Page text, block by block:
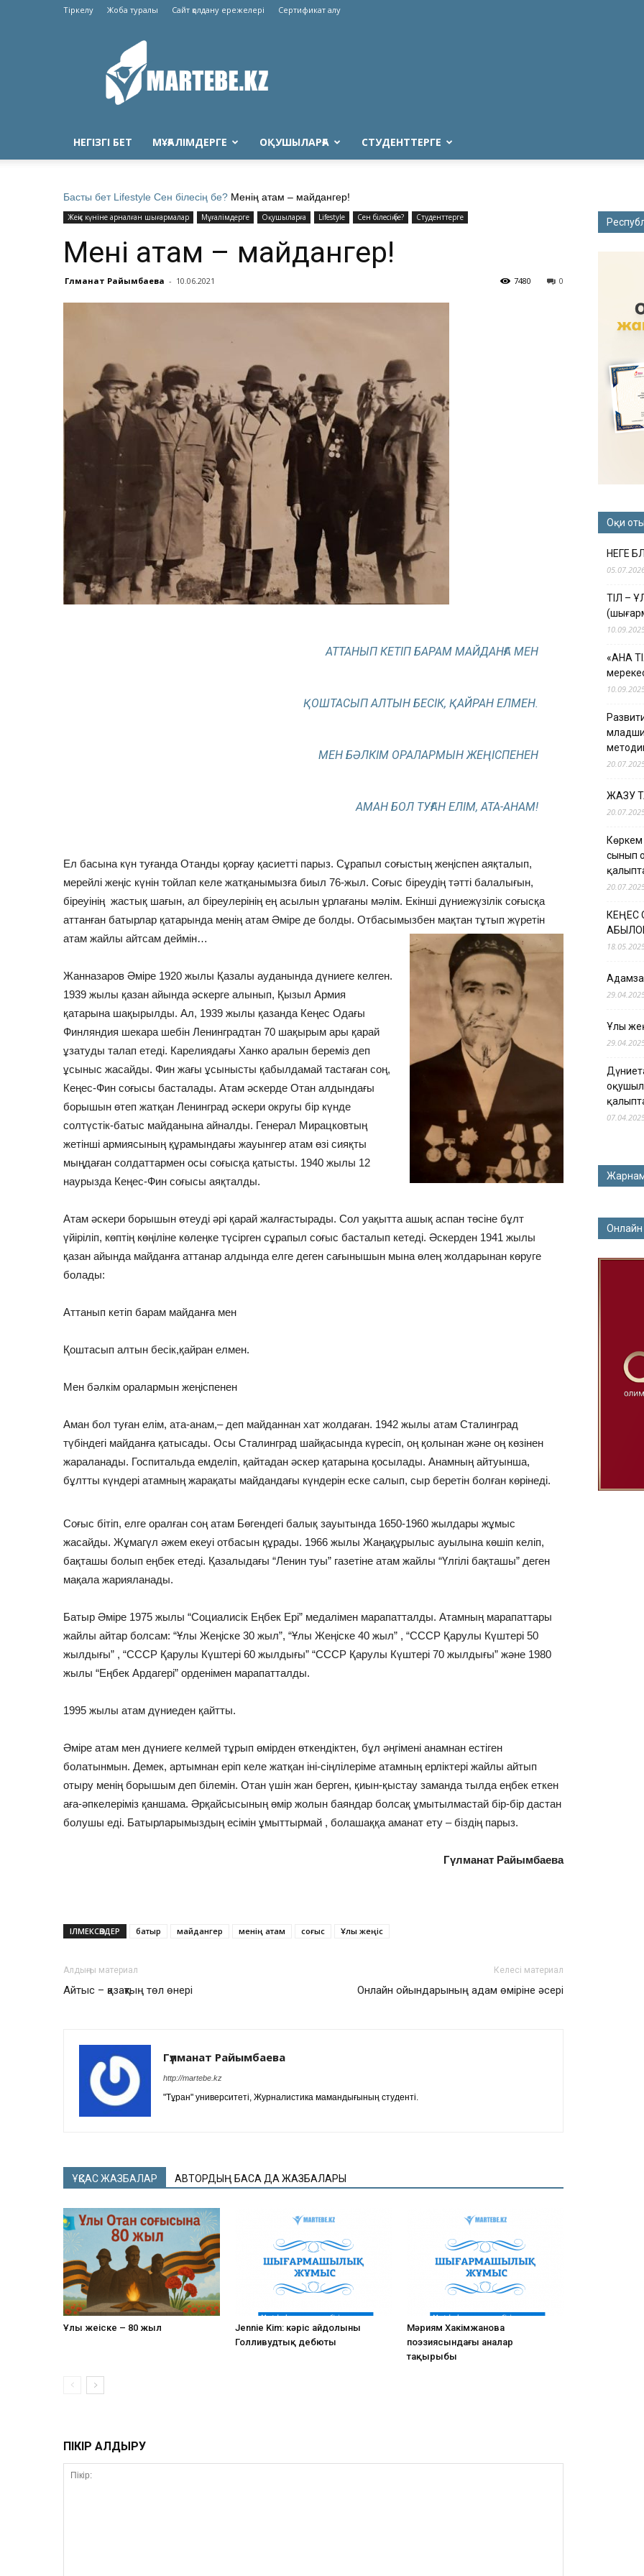
Тіркелу Жоба туралы Сайт қолдану ережелері Сертификат алу
Martebe.kz
білім
сайты
НЕГІЗГІ БЕТ МҰҒАЛІМДЕРГЕ ОҚУШЫЛАРҒА СТУДЕНТТЕРГЕ
Басты бет Lifestyle Сен білесің бе? Менің атам – майдангер!
Жеңіс күніне арналған шығармалар Мұғалімдерге Оқушыларға Lifestyle Сен білесің бе? Студенттерге
Менің атам – майдангер!
Гүлманат Райымбаева - 10.06.2021 0
7480
АТТАНЫП КЕТІП БАРАМ МАЙДАНҒА МЕН
ҚОШТАСЫП АЛТЫН БЕСІК, ҚАЙРАН ЕЛМЕН.
МЕН БӘЛКІМ ОРАЛАРМЫН ЖЕҢІСПЕНЕН
АМАН БОЛ ТУҒАН ЕЛІМ, АТА-АНАМ!
Ел басына күн туғанда Отанды қорғау қасиетті парыз. Сұрапыл соғыстың жеңіспен аяқталып,
мерейлі жеңіс күнін тойлап келе жатқанымызға биыл 76-жыл. Соғыс біреудің тәтті балалығын,
біреуінің жастық шағын, ал біреулерінің ең асылын ұрлағаны мәлім. Екінші дүниежүзілік соғысқа
аттанған батырлар қатарында менің атам Әміре де болды. Отбасымызбен мақтан тұтып жүретін
атам жайлы айтсам деймін…
Жанназаров Әміре 1920 жылы Қазалы ауданында дүниеге келген.
1939 жылы қазан айында әскерге алынып, Қызыл Армия
қатарына шақырылды. Ал, 1939 жылы қазанда Кеңес Одағы
Финляндия шекара шебін Ленинградтан 70 шақырым ары қарай
ұзатуды талап етеді. Карелиядағы Ханко аралын береміз деп
ұсыныс жасайды. Фин жағы ұсынысты қабылдамай тастаған соң,
Кеңес-Фин соғысы басталады. Атам әскерде Отан алдындағы
борышын өтеп жатқан Ленинград әскери округы бір күнде
солтүстік-батыс майданына айналды. Генерал Мирацковтың
жетінші армиясының құрамындағы жауынгер атам өзі сияқты
мыңдаған солдаттармен осы соғысқа қатысты. 1940 жылы 12
наурызда Кеңес-Фин соғысы аяқталды.
Атам әскери борышын өтеуді әрі қарай жалғастырады. Сол уақытта ашық аспан төсіне бұлт
үйіріліп, көптің көңіліне көлеңке түсірген сұрапыл соғыс басталып кетеді. Әскерден 1941 жылы
қазан айында майданға аттанар алдында елге деген сағынышын мына өлең жолдарынан көруге
болады:
Аттанып кетіп барам майданға мен
Қоштасып алтын бесік,қайран елмен.
Мен бәлкім оралармын жеңіспенен
Аман бол туған елім, ата-анам,– деп майданнан хат жолдаған. 1942 жылы атам Сталинград
түбіндегі майданға қатысады. Осы Сталинград шайқасында күресіп, оң қолынан және оң көзінен
жараланады. Госпитальда емделіп, қайтадан әскер қатарына қосылады. Анамның айтуынша,
бұлтты күндері атамның жарақаты майдандағы күндерін еске салып, сыр беретін болған көрінеді.
Соғыс бітіп, елге оралған соң атам Бөгендегі балық зауытында 1650-1960 жылдары жұмыс
жасайды. Жұмагүл әжем екеуі отбасын құрады. 1966 жылы Жаңақұрылыс ауылына көшіп келіп,
бақташы болып еңбек етеді. Қазалыдағы “Ленин туы” газетіне атам жайлы “Үлгілі бақташы” деген
мақала жарияланады.
Батыр Әміре 1975 жылы “Социалисік Еңбек Ері” медалімен марапатталды. Атамның марапаттары
жайлы айтар болсам: “Ұлы Жеңіске 30 жыл”, “Ұлы Жеңіске 40 жыл” , “СССР Қарулы Күштері 50
жылдығы” , “СССР Қарулы Күштері 60 жылдығы” “СССР Қарулы Күштері 70 жылдығы” және 1980
жылы “Еңбек Ардагері” орденімен марапатталды.
1995 жылы атам дүниеден қайтты.
Әміре атам мен дүниеге келмей тұрып өмірден өткендіктен, бұл әңгімені анамнан естіген
болатынмын. Демек, артымнан еріп келе жатқан іні-сіңлілеріме атамның ерліктері жайлы айтып
отыру менің борышым деп білемін. Отан үшін жан берген, қиын-қыстау заманда тылда еңбек еткен
аға-әпкелеріміз қаншама. Әрқайсысының өмір жолын баяндар болсақ ұмытылмастай бір-бір дастан
болушы еді. Батырларымыздың есімін ұмыттырмай , болашаққа аманат ету – біздің парыз.
Гүлманат Райымбаева
ІЛМЕКСӨЗДЕР батыр майдангер менің атам соғыс Ұлы жеңіс
Алдыңғы материал
Айтыс – қазақтың төл өнері
Келесі материал
Онлайн ойындарының адам өміріне әсері
Гүлманат Райымбаева
http://martebe.kz
"Тұран" университеті, Журналистика мамандығының студенті.
ҰҚСАС ЖАЗБАЛАР АВТОРДЫҢ БАСҚА ДА ЖАЗБАЛАРЫ
Ұлы жеңіске – 80 жыл
Jennie Kim: кәріс айдолының
Голливудтық дебюты
Мәриям Хакімжанова
поэзиясындағы аналар
тақырыбы
ПІКІР ҚАЛДЫРУ
Оқи
НЕГЕ
ТІЛ –
«АНА
ЖАЗУ
сынып
КЕҢЕС
Ұлы